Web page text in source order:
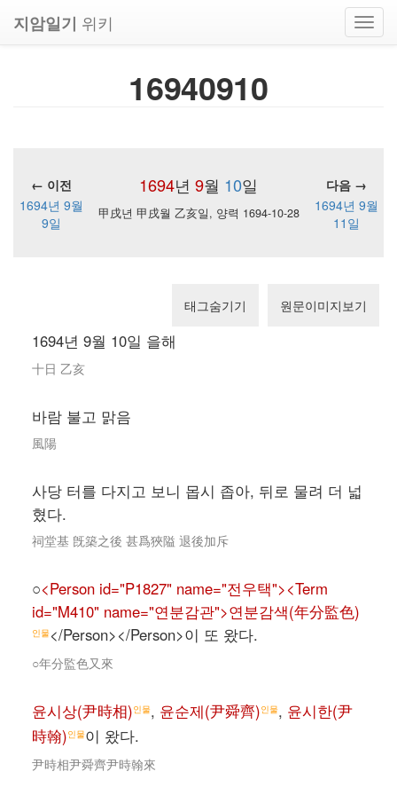
지암일기 위키
16940910
1694년 9월 10일
← 이전
다음 →
1694년 9월
9일
甲戌년 甲戌월 乙亥일, 양력 1694-10-28
1694년 9월
11일
태그숨기기 원문이미지보기
1694년 9월 10일 을해
十日 乙亥
바람 불고 맑음
風陽
사당 터를 다지고 보니 몹시 좁아, 뒤로 물려 더 넓
혔다.
祠堂基 旣築之後 甚爲狹隘 退後加斥
○<Person id="P1827" name="전우택"><Term
id="M410" name="연분감관">연분감색(年分監色)
인물</Person></Person>이 또 왔다.
○年分監色又來
윤시상(尹時相)인물, 윤순제(尹舜齊)인물, 윤시한(尹
時翰)인물이 왔다.
尹時相尹舜齊尹時翰來